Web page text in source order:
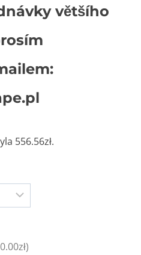
většího
556.56zł.